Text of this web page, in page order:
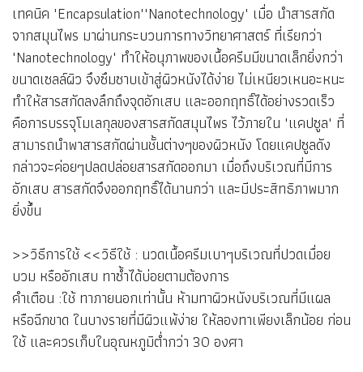
เทคนิค "Encapsulation""Nanotechnology" เมื่อ นำสารสกัด
จากสมุนไพร มาผ่านกระบวนการทางวิทยาศาสตร์ ที่เรียกว่า
"Nanotechnology" ทำให้อนุภาพของเนื้อครีมมีขนาดเล็กยิ่งกว่า
ขนาดเซลล์ผิว จึงซึมซาบเข้าสู่ผิวหนังได้ง่าย ไม่เหนียวเหนอะหนะ
ทำให้สารสกัดลงลึกถึงจุดอักเสบ และออกฤทธิ์ได้อย่างรวดเร็ว
คือการบรรจุโมเลกุลของสารสกัดสมุนไพร ไว้ภายใน "แคปซูล" ที่
สามารถนำพาสารสกัดผ่านชั้นต่างๆของผิวหนัง โดยแคปซูลดัง
กล่าวจะค่อยๆปลดปล่อยสารสกัดออกมา เมื่อถึงบริเวณที่มีการ
อักเสบ สารสกัดจึงออกฤทธิ์ได้นานกว่า และมีประสิทธิภาพมาก
ยิ่งขึ้น
>>วิธีการใช้ <<วิธีใช้ : นวดเนื้อครีมเบาๆบริเวณที่ปวดเมื่อย
บวม หรืออักเสบ ทาซ้ำได้บ่อยตามต้องการ
คำเตือน :ใช้ ทาภายนอกเท่านั้น ห้ามทาผิวหนังบริเวณที่มีแผล
หรือฉีกขาด ในบางรายที่มีผิวแพ้ง่าย ให้ลองทาเพียงเล็กน้อย ก่อน
ใช้ และควรเก็บในอุณหภูมิต่ำกว่า 30 องศา